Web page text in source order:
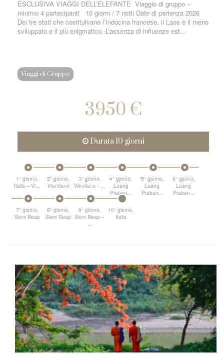
ESCLUSIVA VIAGGI DELL’ELEFANTE Viaggio di gruppo –
minimo 4 partecipanti 10 giorni / 7 notti Date di partenza 2026
Dei tre stati che costituivano l’Indocina francese, il Laos è il meno
sviluppato e il più enigmatico. L’assenza di influenze est...
Viaggi di Gruppo
3950 €
Durata 10 giorni
1° giorno,
Italia – Vi...
2° giorno,
Vientiane
3° giorno,
Vientiane - ...
4° giorno,
Luang
Praban...
5° giorno,
Luang
Praban...
6° giorno,
Luang
Praban...
7° giorno,
Siem Reap
8° giorno,
Siem Reap
9° giorno,
Siem Reap –
...
10° giorno,
Italia